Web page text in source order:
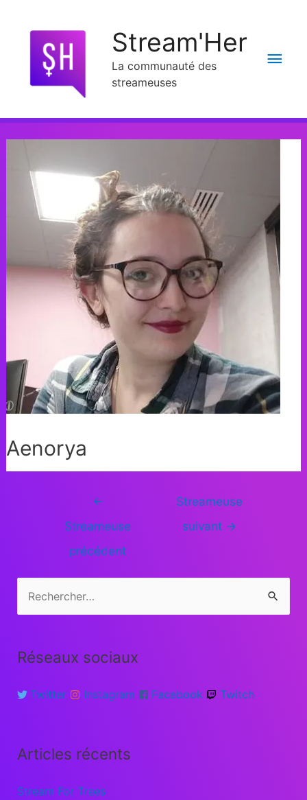
Stream'Her
La communauté des
streameuses
Aenorya
←
Streameuse
précédent
Streameuse
suivant →
Réseaux sociaux
Twitter Instagram Facebook Twitch
Articles récents
Stream For Trees